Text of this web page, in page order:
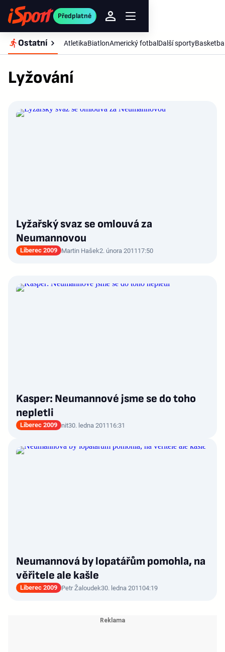
Předplatné
Ostatní AtletikaBiatlonAmerický fotbal Další sporty
Lyžování
Lyžařský svaz se omlouvá za
Neumannovou
Liberec 2009 Martin Hašek2. února 2011 17:50
Kasper: Neumannové jsme se do toho
nepletli
Liberec 2009 nit30. ledna 2011 16:31
Neumannová by lopatářům pomohla, na
věřitele ale kašle
Liberec 2009 Petr Žaloudek30. ledna 201104:19